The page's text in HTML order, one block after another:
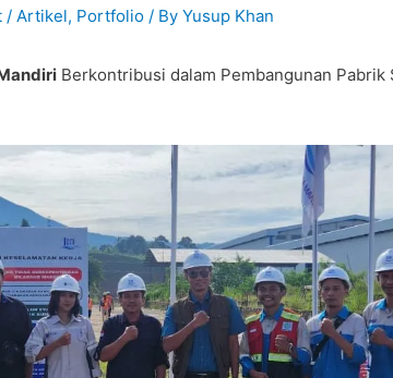
/Artikel, Portfolio / ByYusup Khan
Berkontribusi dalam Pembangunan Pabrik